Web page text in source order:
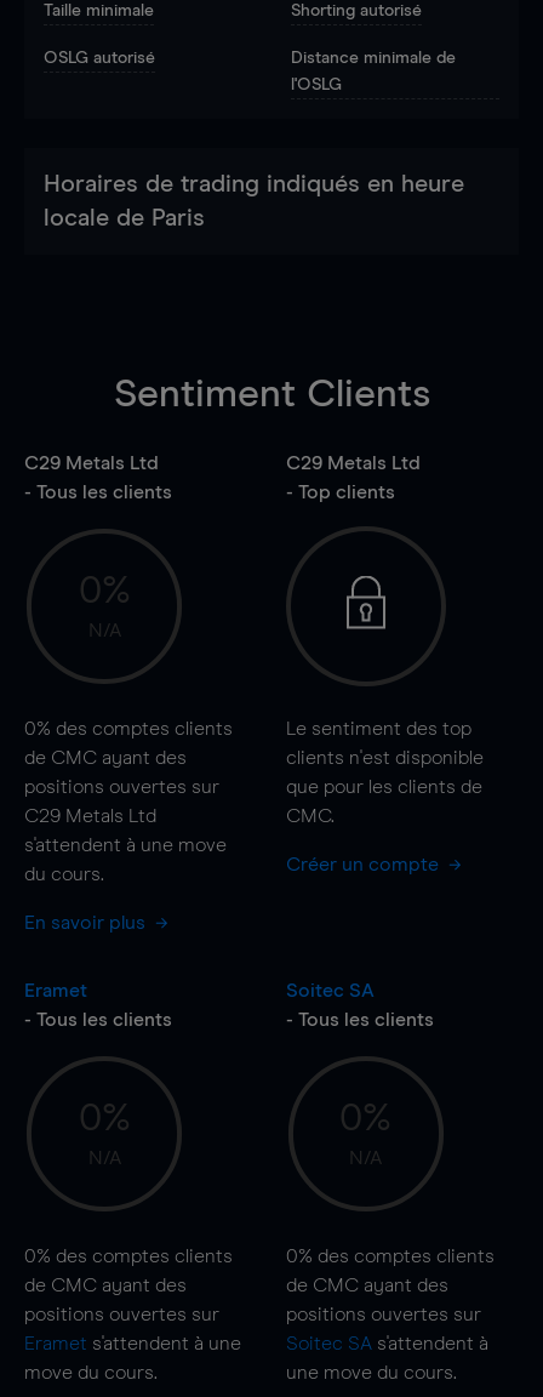
Taille minimale Shorting autorisé
OSLG autorisé
Distance minimale de
l'OSLG
Horaires de trading indiqués en heure
locale de Paris
Sentiment Clients
C29 Metals Ltd
- Tous les clients
0%
N/A
0% des comptes clients
de CMC ayant des
positions ouvertes sur
C29 Metals Ltd
s'attendent à une move
du cours.
En savoir plus
C29 Metals Ltd
- Top clients
Le sentiment des top
clients n'est disponible
que pour les clients de
CMC.
Créer un compte
Eramet
- Tous les clients
0%
N/A
0% des comptes clients
de CMC ayant des
positions ouvertes sur
Eramet s'attendent à une
move du cours.
Soitec SA
- Tous les clients
0%
N/A
0% des comptes clients
de CMC ayant des
positions ouvertes sur
Soitec SA s'attendent à
une move du cours.